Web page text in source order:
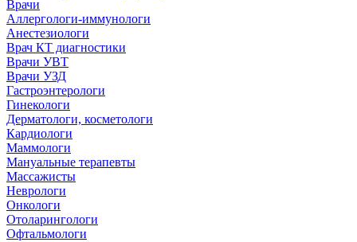
Врачи
Аллергологи-иммунологи
Анестезиологи
Врач КТ диагностики
Врачи УВТ
Врачи УЗД
Гастроэнтерологи
Гинекологи
Дерматологи, косметологи
Кардиологи
Маммологи
Мануальные терапевты
Массажисты
Неврологи
Онкологи
Отоларингологи
Офтальмологи